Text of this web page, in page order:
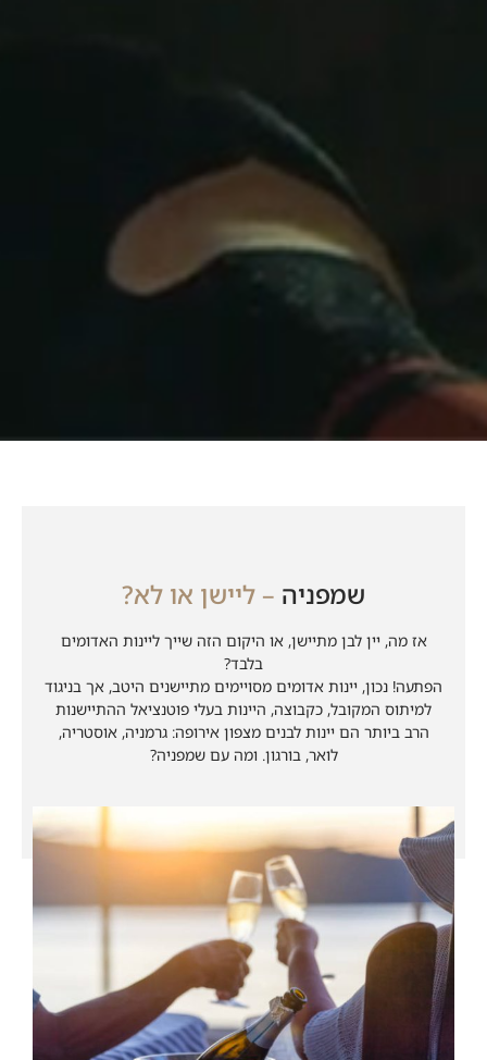
שמפניה – ליישן או לא?
אז מה, יין לבן מתיישן, או היקום הזה שייך ליינות האדומים
בלבד?
הפתעה! נכון, יינות אדומים מסויימים מתיישנים היטב, אך בניגוד
למיתוס המקובל, כקבוצה, היינות בעלי פוטנציאל ההתיישנות
הרב ביותר הם יינות לבנים מצפון אירופה: גרמניה, אוסטריה,
לואר, בורגון. ומה עם שמפניה?